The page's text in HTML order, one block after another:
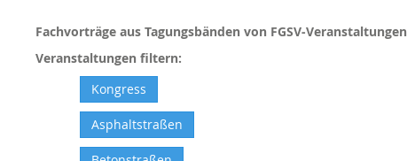
Fachvorträge aus Tagungsbänden von FGSV-Veranstaltungen
Veranstaltungen filtern:
Kongress
Asphaltstraßen